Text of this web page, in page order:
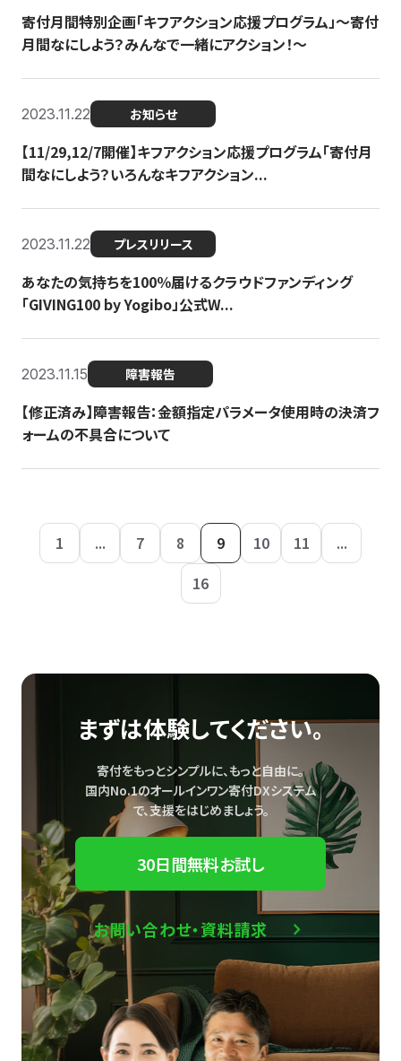
寄付月間特別企画「キフアクション応援プログラム」〜寄付
月間なにしよう？みんなで一緒にアクション！〜
2023.11.22 お知らせ
【11/29,12/7開催】キフアクション応援プログラム「寄付月
間なにしよう？いろんなキフアクション...
2023.11.22 プレスリリース
あなたの気持ちを100％届けるクラウドファンディング
「GIVING100 by Yogibo」公式W...
2023.11.15 障害報告
【修正済み】障害報告：金額指定パラメータ使用時の決済フ
ォームの不具合について
1 ... 7 8 9 10 11
...
16
まずは体験してください。
寄付をもっとシンプルに、もっと自由に。
国内No.1のオールインワン寄付DXシステム
で、支援をはじめましょう。
30日間無料お試し
お問い合わせ・資料請求